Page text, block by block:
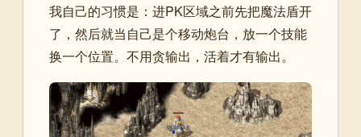
我自己的习惯是：进PK区域之前先把魔法盾开
了，然后就当自己是个移动炮台，放一个技能
换一个位置。不用贪输出，活着才有输出。